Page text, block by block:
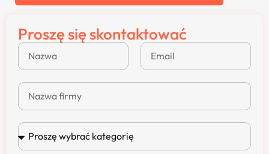
Proszę się skontaktować